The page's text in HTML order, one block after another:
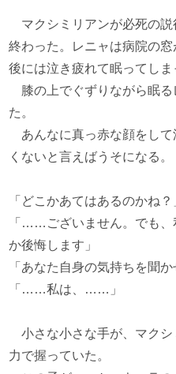
マクシミリアンが必死の説
終わった。レニャは病院の
後には泣き疲れて眠ってしま
膝の上でぐずりながら眠る
た。
あんなに真っ赤な顔をして
くないと言えばうそになる。
「どこかあてはあるのかね？
「……ございません。でも、
か後悔します」
「あなた自身の気持ちを聞か
「……私は、……」
小さな小さな手が、マクシ
力で握っていた。